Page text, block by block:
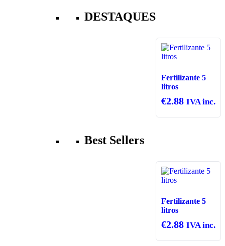
DESTAQUES
Fertilizante 5
litros
€2.88 IVA inc.
Best Sellers
Fertilizante 5
litros
€2.88 IVA inc.